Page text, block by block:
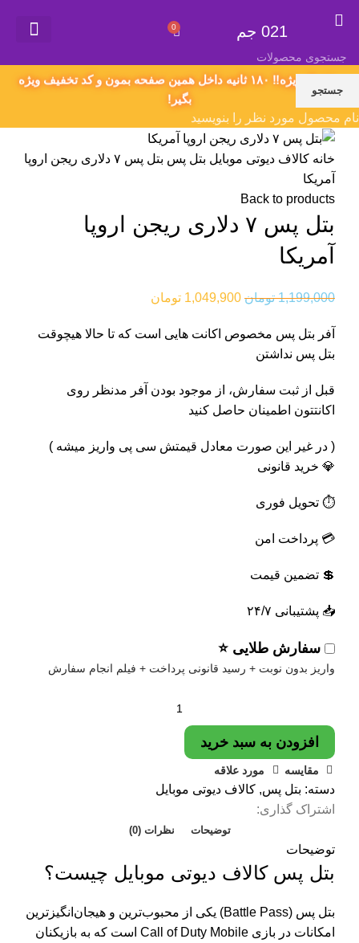
021 جم 0
پیشنهاد ویژه‼️ ۱۸۰ ثانیه داخل همین صفحه بمون و کد تخفیف ویژه
بگیر!
خانه کالاف دیوتی موبایل بتل پس
بتل پس ۷ دلاری ریجن اروپا
آمریکا
Back to products
بتل پس ۷ دلاری ریجن اروپا
آمریکا
1,199,000 تومان 1,049,900 تومان
آفر بتل پس مخصوص اکانت هایی است که تا حالا هیچوقت
بتل پس نداشتن
قبل از ثبت سفارش، از موجود بودن آفر مدنظر روی
اکانتتون اطمینان حاصل کنید
( در غیر این صورت معادل قیمتش سی پی واریز میشه )
💎 خرید قانونی
⏱️ تحویل فوری
💳 پرداخت امن
💲 تضمین قیمت
📥 پشتیبانی ۲۴/۷
سفارش طلایی ⭐
واریز بدون نوبت + رسید قانونی پرداخت + فیلم انجام سفارش
افزودن به سبد خرید
مقایسه مورد علاقه
دسته: بتل پس, کالاف دیوتی موبایل
اشتراک گذاری:
توضیحات نظرات (0)
توضیحات
بتل پس کالاف دیوتی موبایل چیست؟
بتل پس (Battle Pass) یکی از محبوب‌ترین و هیجان‌انگیزترین
امکانات در بازی Call of Duty Mobile است که به بازیکنان
جستجو
نام محصول مورد نظر را بنویسید